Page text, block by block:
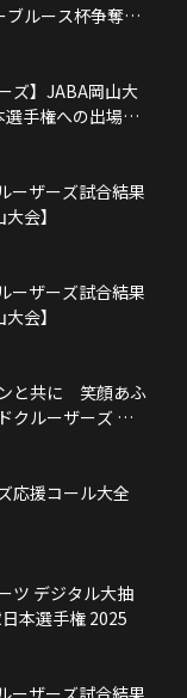
ブルース杯争奪全
ズ】JABA岡山大
手権への出場権
ーザーズ試合結果
会】
ーザーズ試合結果
会】
と共に 笑顔あふ
クルーザーズ フ
応援コール大全
ツ デジタル大抽
本選手権 2025
ーザーズ試合結果